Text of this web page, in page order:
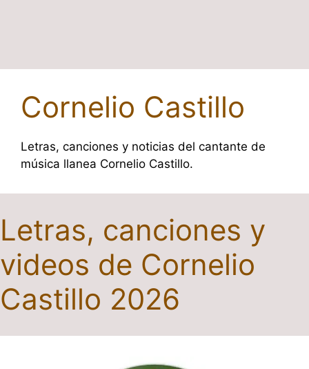
Cornelio Castillo
Letras, canciones y noticias del cantante de
música llanea Cornelio Castillo.
Letras, canciones y
videos de Cornelio
Castillo 2026